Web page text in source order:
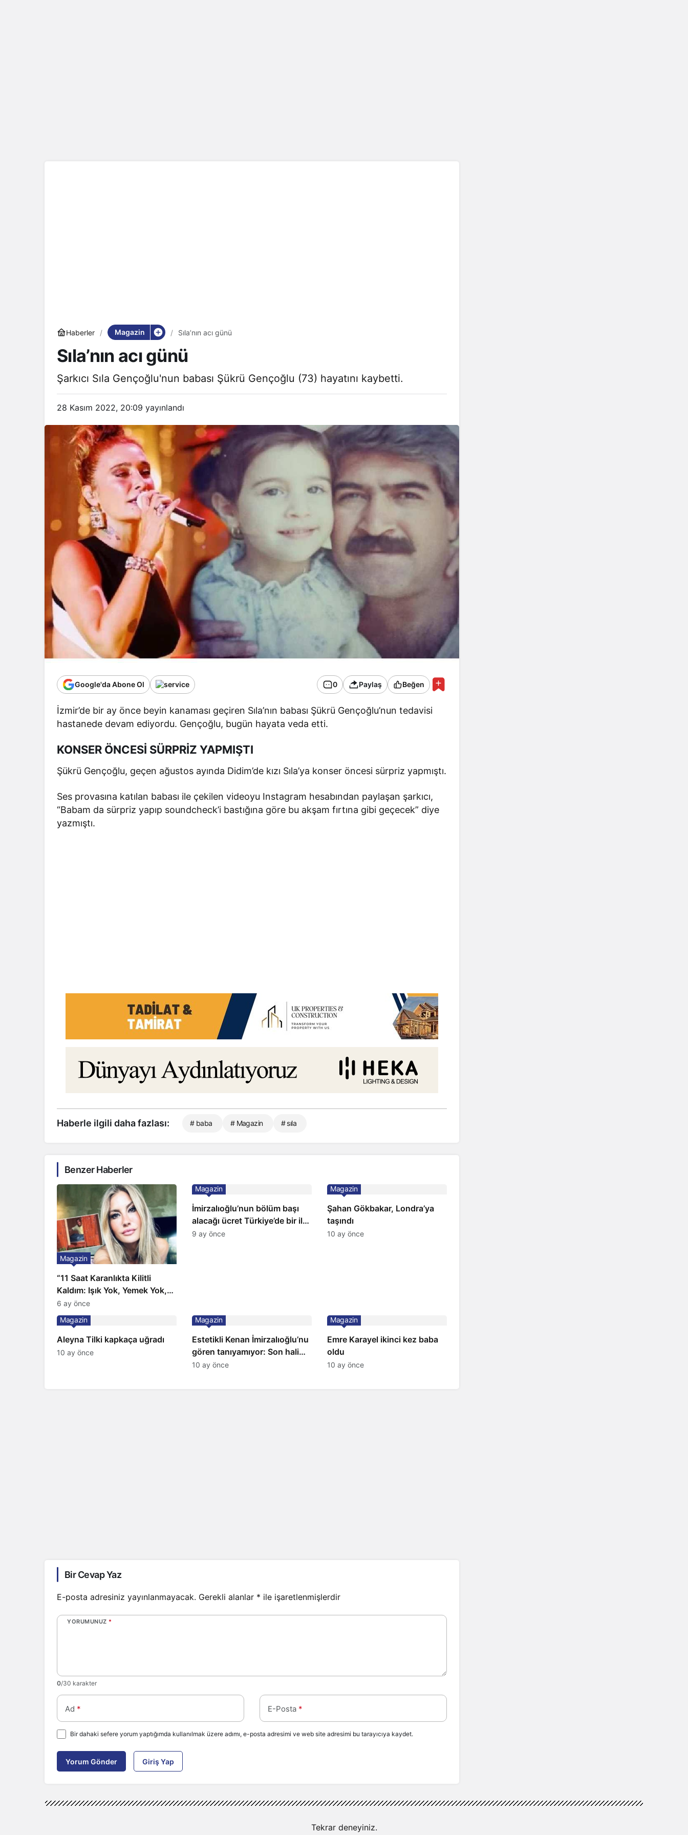
Haberler Magazin Sıla’nın acı günü
Sıla’nın acı günü
Şarkıcı Sıla Gençoğlu'nun babası Şükrü Gençoğlu (73) hayatını kaybetti.
28 Kasım 2022, 20:09 yayınlandı
Google'da Abone Ol 0 Paylaş Beğen
İzmir’de bir ay önce beyin kanaması geçiren Sıla’nın babası Şükrü Gençoğlu’nun tedavisi
hastanede devam ediyordu. Gençoğlu, bugün hayata veda etti.
KONSER ÖNCESİ SÜRPRİZ YAPMIŞTI
Şükrü Gençoğlu, geçen ağustos ayında Didim’de kızı Sıla’ya konser öncesi sürpriz yapmıştı.
Ses provasına katılan babası ile çekilen videoyu Instagram hesabından paylaşan şarkıcı,
“Babam da sürpriz yapıp soundcheck’i bastığına göre bu akşam fırtına gibi geçecek” diye
yazmıştı.
Haberle ilgili daha fazlası: # baba # Magazin # sıla
Benzer Haberler
“11 Saat Karanlıkta Kilitli
Kaldım: Işık Yok, Yemek Yok,
Tuvalet Yok!” Çağla Şikel’den
Şok İtiraf
Magazin
6 ay önce
İmirzalıoğlu’nun bölüm başı
alacağı ücret Türkiye’de bir ilk:
Gözünü 2 ilçeye dikti!
Magazin
9 ay önce
Şahan Gökbakar, Londra’ya
taşındı
Magazin
10 ay önce
Aleyna Tilki kapkaça uğradı
Magazin
10 ay önce
Estetikli Kenan İmirzalıoğlu’nu
gören tanıyamıyor: Son hali
şaşırttı
Magazin
10 ay önce
Emre Karayel ikinci kez baba
oldu
Magazin
10 ay önce
Bir Cevap Yaz
E-posta adresiniz yayınlanmayacak. Gerekli alanlar * ile işaretlenmişlerdir
YORUMUNUZ *
0/30 karakter
Ad * E-Posta *
Bir dahaki sefere yorum yaptığımda kullanılmak üzere adımı, e-posta adresimi ve web site adresimi bu tarayıcıya kaydet.
Yorum Gönder Giriş Yap
Tekrar deneyiniz.